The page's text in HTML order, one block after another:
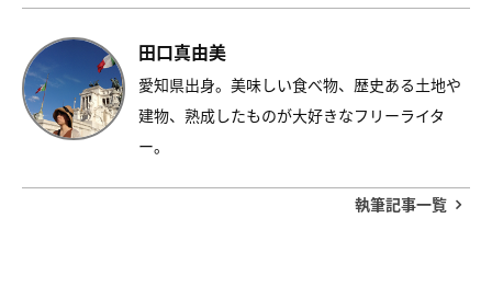
田口真由美
愛知県出身。美味しい食べ物、歴史ある土地や
建物、熟成したものが大好きなフリーライタ
ー。
執筆記事一覧